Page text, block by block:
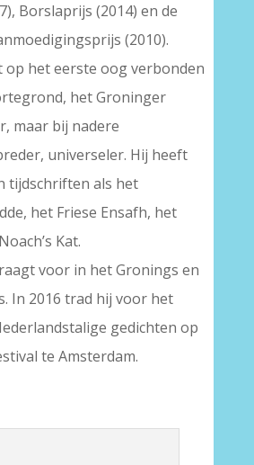
Borslaprijs (2014) en de
(2010).
op het eerste oog verbonden
het Groninger
maar bij nadere
universeler. Hij heeft
tijdschriften als het
het Friese Ensafh, het
Kat.
voor in het Gronings en
In 2016 trad hij voor het
gedichten op
te Amsterdam.